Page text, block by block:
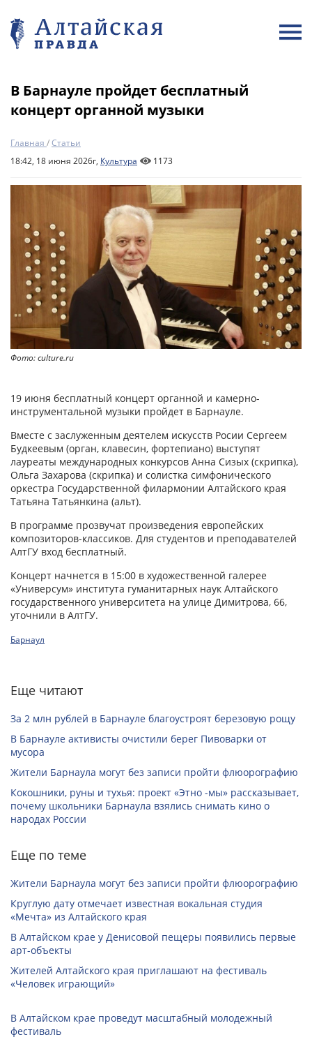
В Барнауле пройдет бесплатный
концерт органной музыки
Главная /Статьи
18:42, 18 июня 2026г, Культура 1173
Фото: culture.ru
19 июня бесплатный концерт органной и камерно-
инструментальной музыки пройдет в Барнауле.
Вместе с заслуженным деятелем искусств Росии Сергеем
Будкеевым (орган, клавесин, фортепиано) выступят
лауреаты международных конкурсов Анна Сизых (скрипка),
Ольга Захарова (скрипка) и солистка симфонического
оркестра Государственной филармонии Алтайского края
Татьяна Татьянкина (альт).
В программе прозвучат произведения европейских
композиторов-классиков. Для студентов и преподавателей
АлтГУ вход бесплатный.
Концерт начнется в 15:00 в художественной галерее
«Универсум» института гуманитарных наук Алтайского
государственного университета на улице Димитрова, 66,
уточнили в АлтГУ.
Барнаул
Еще читают
За 2 млн рублей в Барнауле благоустроят березовую рощу
В Барнауле активисты очистили берег Пивоварки от
мусора
Жители Барнаула могут без записи пройти флюорографию
Кокошники, руны и тухья: проект «Этно -мы» рассказывает,
почему школьники Барнаула взялись снимать кино о
народах России
Еще по теме
Жители Барнаула могут без записи пройти флюорографию
Круглую дату отмечает известная вокальная студия
«Мечта» из Алтайского края
В Алтайском крае у Денисовой пещеры появились первые
арт-объекты
Жителей Алтайского края приглашают на фестиваль
«Человек играющий»
В Алтайском крае проведут масштабный молодежный
фестиваль